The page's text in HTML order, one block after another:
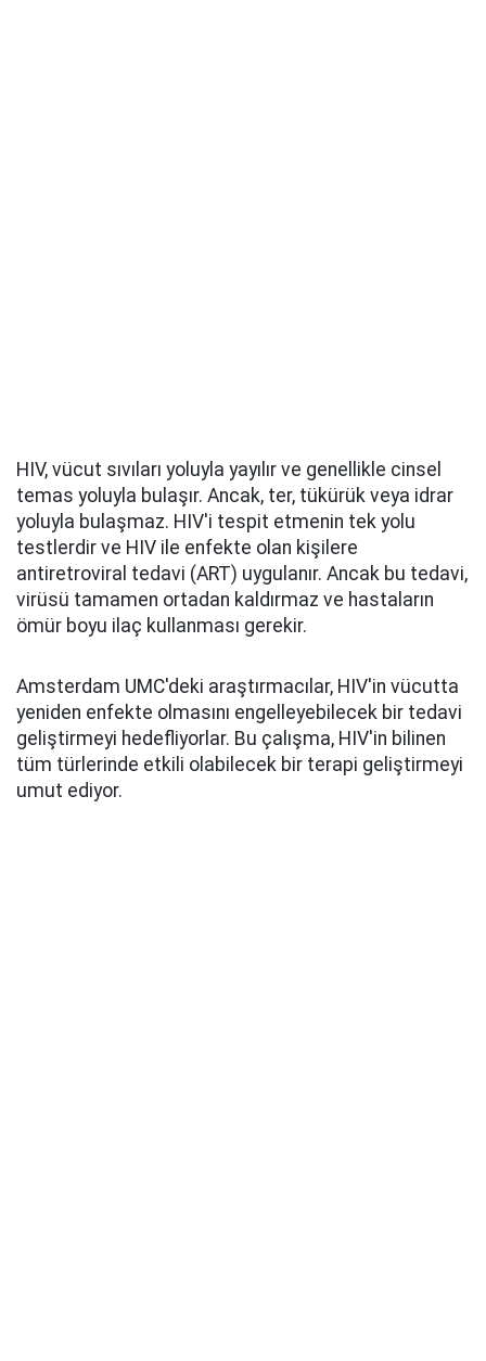
HIV, vücut sıvıları yoluyla yayılır ve genellikle cinsel
temas yoluyla bulaşır. Ancak, ter, tükürük veya idrar
yoluyla bulaşmaz. HIV'i tespit etmenin tek yolu
testlerdir ve HIV ile enfekte olan kişilere
antiretroviral tedavi (ART) uygulanır. Ancak bu tedavi,
virüsü tamamen ortadan kaldırmaz ve hastaların
ömür boyu ilaç kullanması gerekir.
Amsterdam UMC'deki araştırmacılar, HIV'in vücutta
yeniden enfekte olmasını engelleyebilecek bir tedavi
geliştirmeyi hedefliyorlar. Bu çalışma, HIV'in bilinen
tüm türlerinde etkili olabilecek bir terapi geliştirmeyi
umut ediyor.